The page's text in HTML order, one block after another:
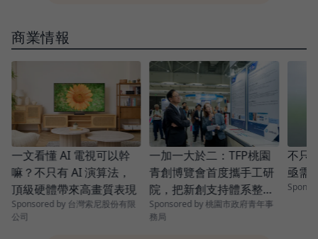
商業情報
一文看懂 AI 電視可以幹
嘛？不只有 AI 演算法，
頂級硬體帶來高畫質表現
Sponsored by 台灣索尼股份有限
公司
一加一大於二：TFP桃園
青創博覽會首度攜手工研
院，把新創支持體系整條
串起來
Sponsored by 桃園市政府青年事
務局
不只
亟需